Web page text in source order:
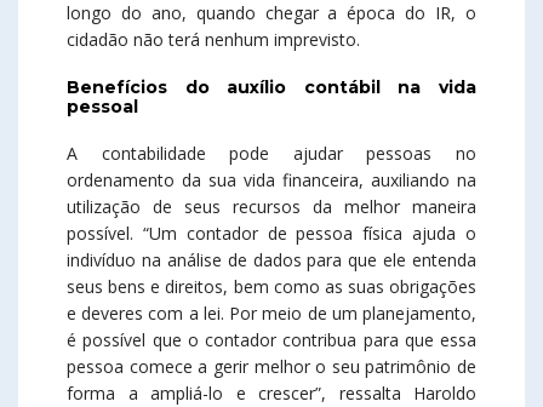
longo do ano, quando chegar a época do IR, o
cidadão não terá nenhum imprevisto.
Benefícios do auxílio contábil na vida
pessoal
A contabilidade pode ajudar pessoas no
ordenamento da sua vida financeira, auxiliando na
utilização de seus recursos da melhor maneira
possível. “Um contador de pessoa física ajuda o
indivíduo na análise de dados para que ele entenda
seus bens e direitos, bem como as suas obrigações
e deveres com a lei. Por meio de um planejamento,
é possível que o contador contribua para que essa
pessoa comece a gerir melhor o seu patrimônio de
forma a ampliá-lo e crescer”, ressalta Haroldo